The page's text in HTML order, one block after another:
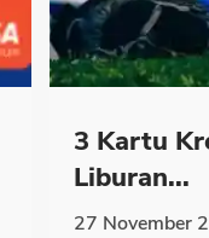
3 Kartu
Liburan...
27 November